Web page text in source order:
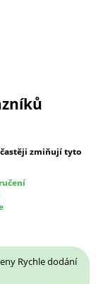
zmiňují tyto
Rychle dodání